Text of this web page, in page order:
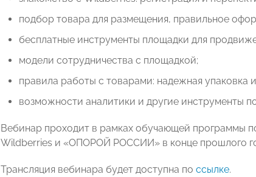
подбор товара для размещения, правильное
бесплатные инструменты площадки для
модели сотрудничества с площадкой;
правила работы с товарами: надежная упаковка
возможности аналитики и другие инструменты
Вебинар проходит в рамках обучающей программы
Wildberries и «ОПОРОЙ РОССИИ» в конце прошлого
Трансляция вебинара будет доступна по ссылке.